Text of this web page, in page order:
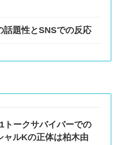
話題性とSNSでの反応
トークサバイバーでの
ャルKの正体は柏木由